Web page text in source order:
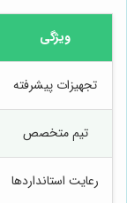
ویژگی
تجهیزات پیشرفته
تیم متخصص
رعایت استانداردها